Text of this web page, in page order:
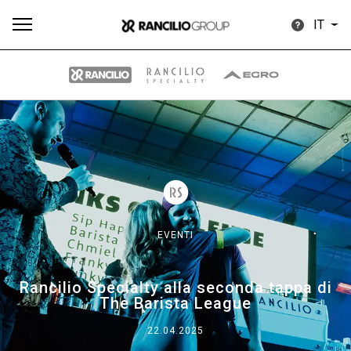
IT
EVENTI
Rancilio Specialty alla seconda tappa di
The Barista League
22.04.2025
Tutti Prodotti News Download Altro
Brand
Il gruppo